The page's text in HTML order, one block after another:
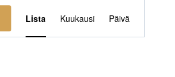
Views
Lista Kuukausi Päivä